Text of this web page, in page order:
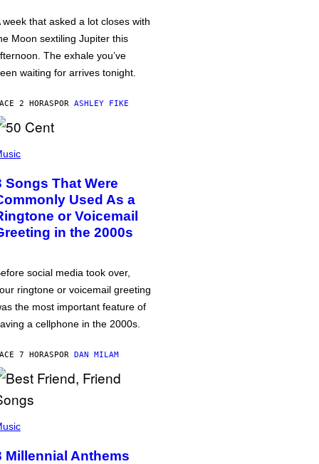
week that asked a lot closes with
Moon sextiling Jupiter this
The exhale you’ve
waiting for arrives tonight.
2 HORASPOR ASHLEY FIKE
Songs That Were
Used As a
or Voicemail
in the 2000s
social media took over,
ringtone or voicemail greeting
the most important feature of
a cellphone in the 2000s.
7 HORASPOR DAN MILAM
Millennial Anthems